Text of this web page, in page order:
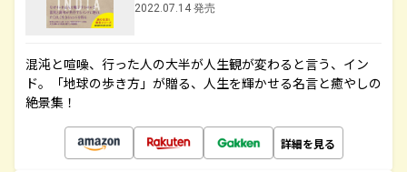
2022.07.14 発売
混沌と喧噪、行った人の大半が人生観が変わると言う、イン
ド。「地球の歩き方」が贈る、人生を輝かせる名言と癒やしの
絶景集！
詳細を見る